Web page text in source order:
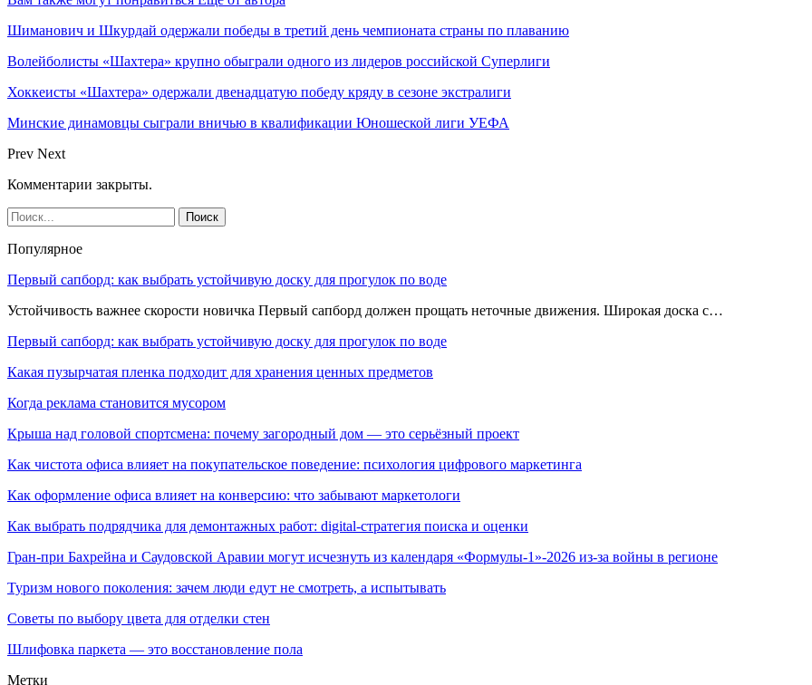
Шиманович и Шкурдай одержали победы в третий день чемпионата страны по плаванию
Волейболисты «Шахтера» крупно обыграли одного из лидеров российской Суперлиги
Хоккеисты «Шахтера» одержали двенадцатую победу кряду в сезоне экстралиги
Минские динамовцы сыграли вничью в квалификации Юношеской лиги УЕФА
Prev Next
Комментарии закрыты.
Популярное
Первый сапборд: как выбрать устойчивую доску для прогулок по воде
Устойчивость важнее скорости новичка Первый сапборд должен прощать неточные движения. Широкая доска с…
Первый сапборд: как выбрать устойчивую доску для прогулок по воде
Какая пузырчатая пленка подходит для хранения ценных предметов
Когда реклама становится мусором
Крыша над головой спортсмена: почему загородный дом — это серьёзный проект
Как чистота офиса влияет на покупательское поведение: психология цифрового маркетинга
Как оформление офиса влияет на конверсию: что забывают маркетологи
Как выбрать подрядчика для демонтажных работ: digital-стратегия поиска и оценки
Гран-при Бахрейна и Саудовской Аравии могут исчезнуть из календаря «Формулы-1»-2026 из-за войны в регионе
Туризм нового поколения: зачем люди едут не смотреть, а испытывать
Советы по выбору цвета для отделки стен
Шлифовка паркета — это восстановление пола
Метки